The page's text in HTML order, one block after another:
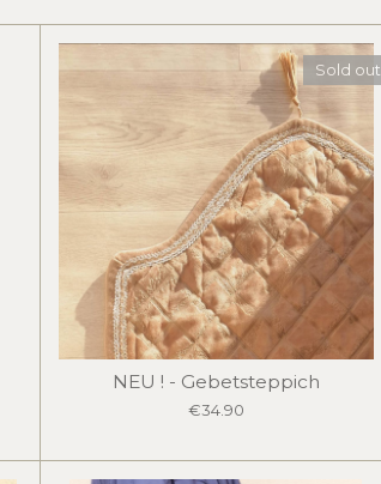
e
e
e
Sold out
NEU ! - Gebetsteppich
€34.90